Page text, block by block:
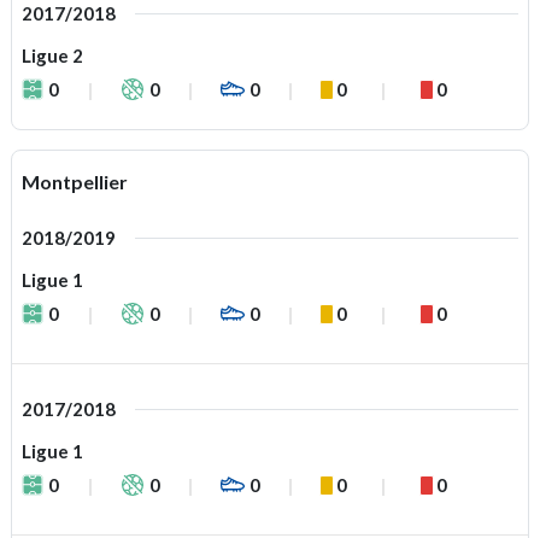
2017/2018
Ligue 2
0
0 0 0 0
Montpellier
2018/2019
Ligue 1
0
0 0 0 0
2017/2018
Ligue 1
0
0 0 0 0